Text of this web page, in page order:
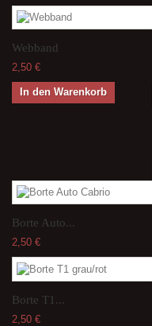
Webband
2,50 €
In den Warenkorb
Borte Auto...
2,50 €
Borte T1...
2,50 €